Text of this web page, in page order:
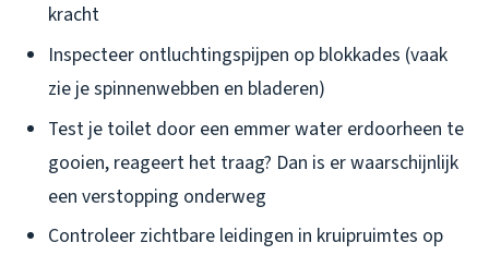
kracht
Inspecteer ontluchtingspijpen op blokkades (vaak
zie je spinnenwebben en bladeren)
Test je toilet door een emmer water erdoorheen te
gooien, reageert het traag? Dan is er waarschijnlijk
een verstopping onderweg
Controleer zichtbare leidingen in kruipruimtes op